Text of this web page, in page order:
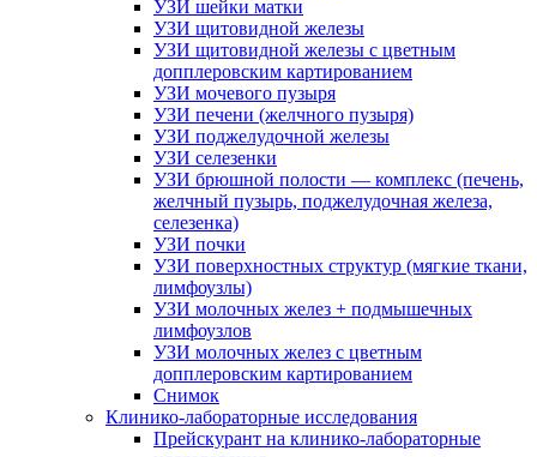
УЗИ шейки матки
УЗИ щитовидной железы
УЗИ щитовидной железы с цветным
допплеровским картированием
УЗИ мочевого пузыря
УЗИ печени (желчного пузыря)
УЗИ поджелудочной железы
УЗИ селезенки
УЗИ брюшной полости — комплекс (печень,
желчный пузырь, поджелудочная железа,
селезенка)
УЗИ почки
УЗИ поверхностных структур (мягкие ткани,
лимфоузлы)
УЗИ молочных желез + подмышечных
лимфоузлов
УЗИ молочных желез с цветным
допплеровским картированием
Снимок
Клинико-лабораторные исследования
Прейскурант на клинико-лабораторные